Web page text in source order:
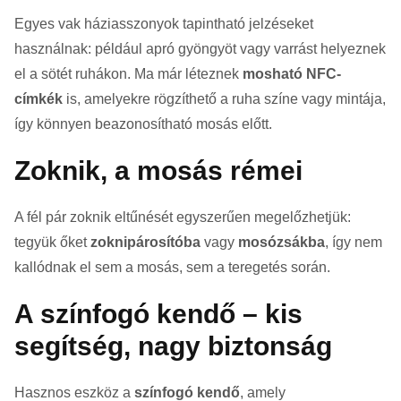
Egyes vak háziasszonyok tapintható jelzéseket
használnak: például apró gyöngyöt vagy varrást helyeznek
el a sötét ruhákon. Ma már léteznek mosható NFC-
címkék is, amelyekre rögzíthető a ruha színe vagy mintája,
így könnyen beazonosítható mosás előtt.
Zoknik, a mosás rémei
A fél pár zoknik eltűnését egyszerűen megelőzhetjük:
tegyük őketzoknipárosítóba vagy mosózsákba, így nem
kallódnak el sem a mosás, sem a teregetés során.
A színfogó kendő – kis
segítség, nagy biztonság
Hasznos eszköz a színfogó kendő, amely